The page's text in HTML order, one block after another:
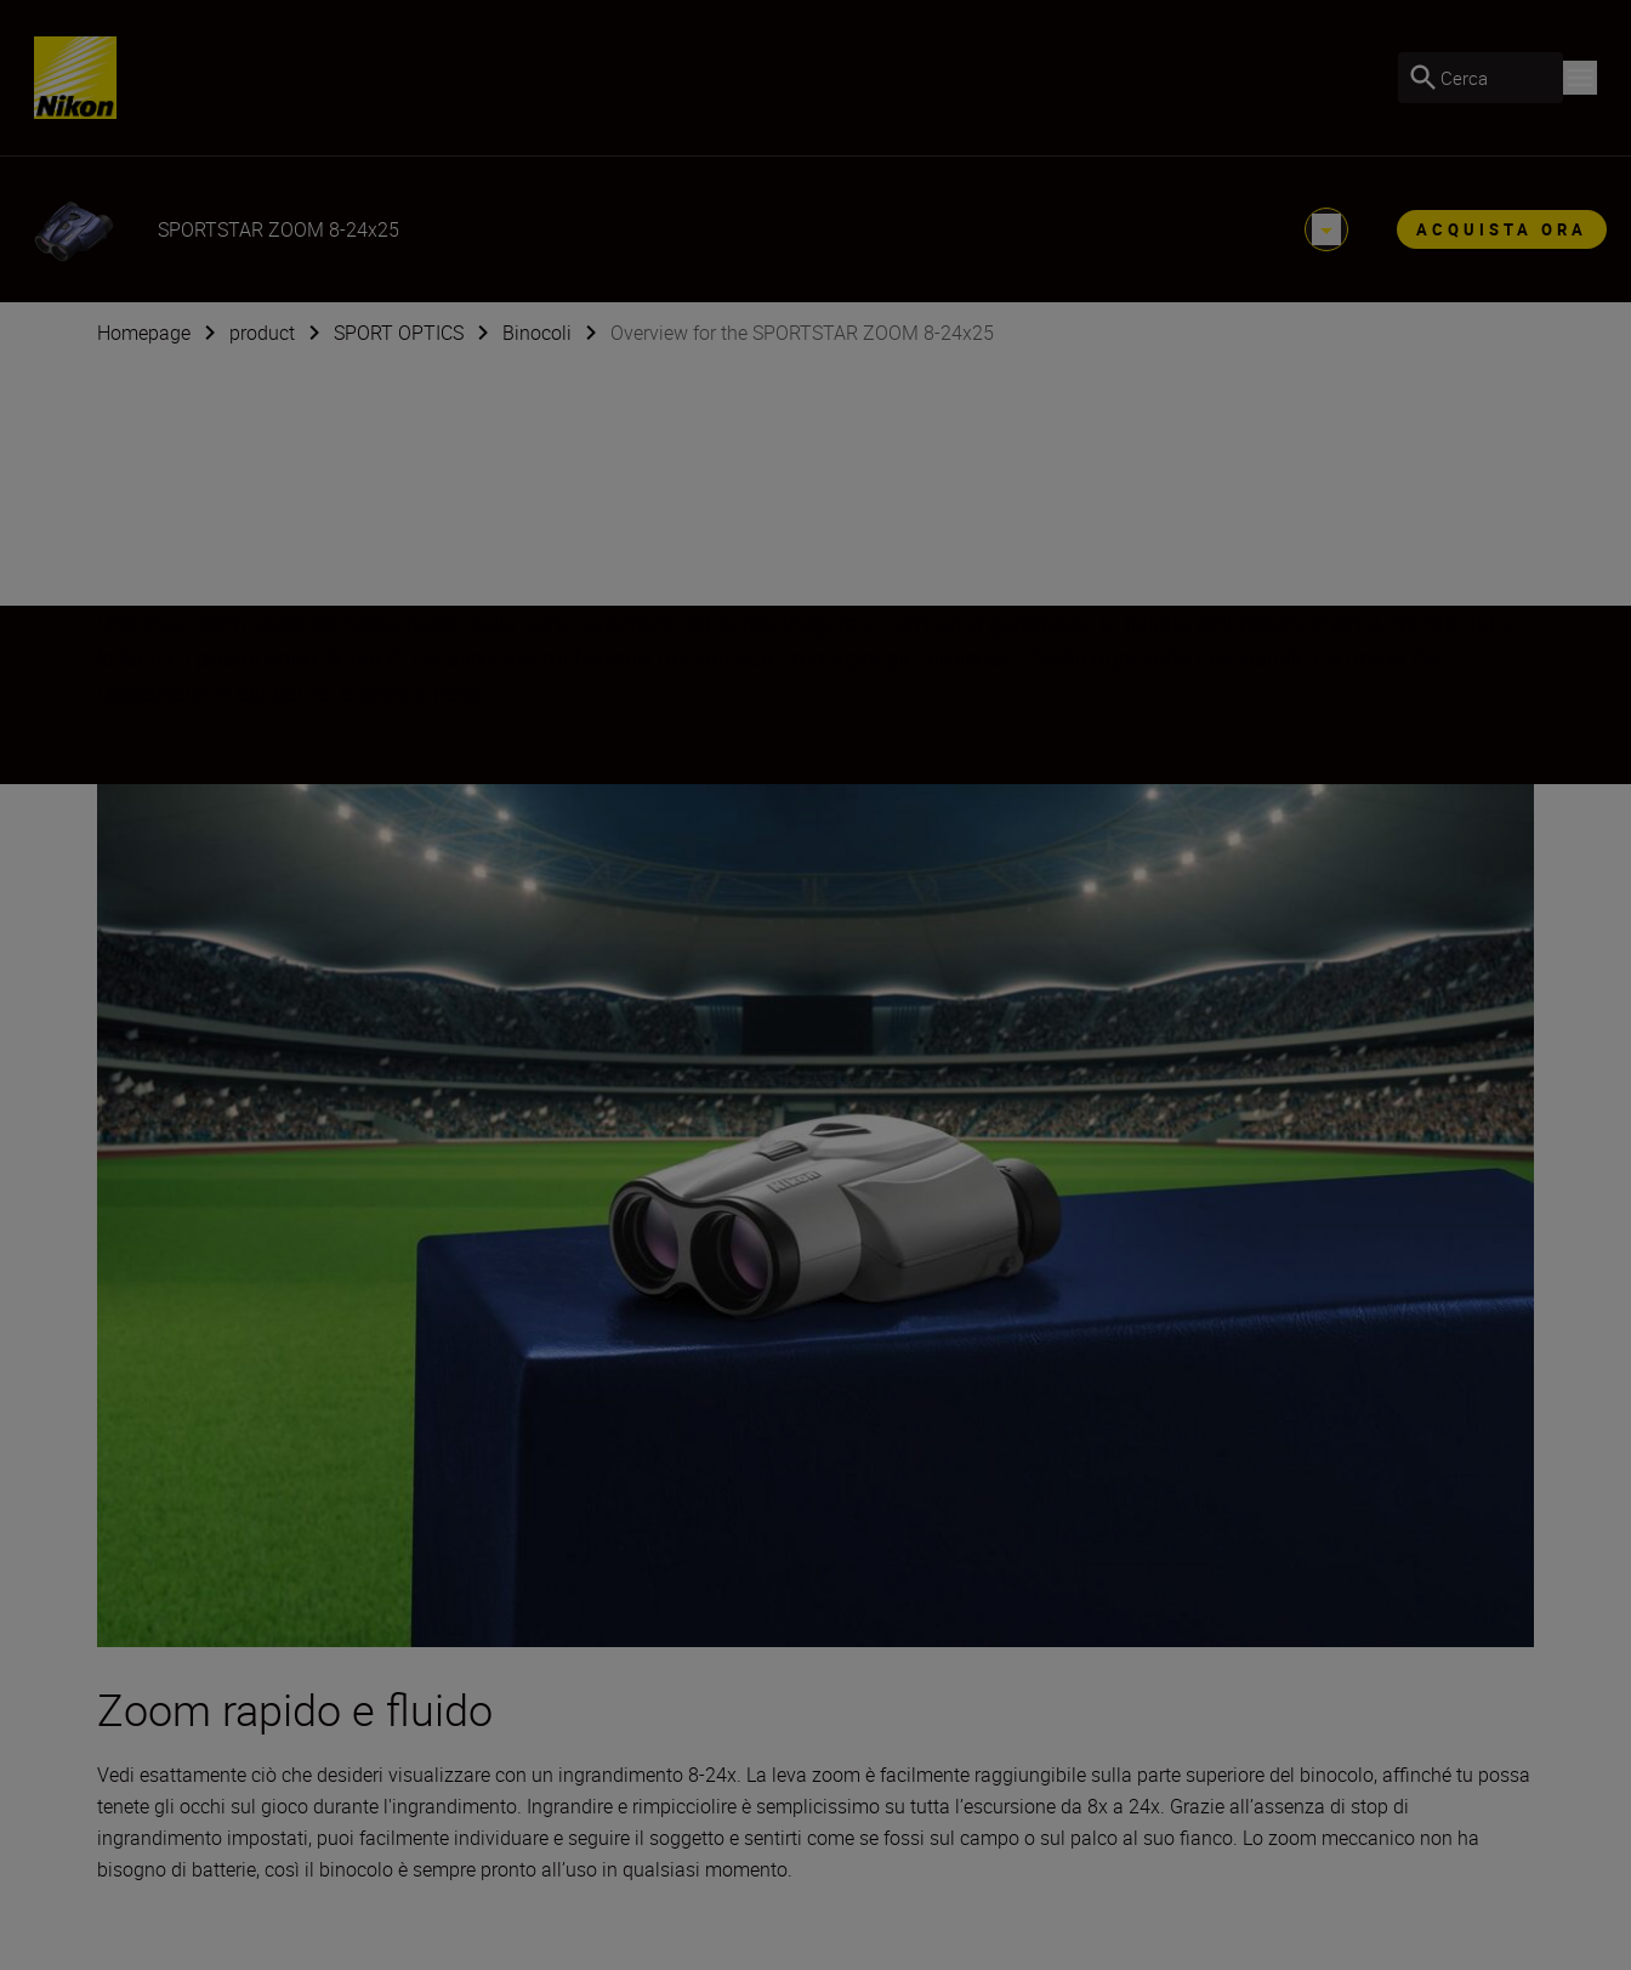
Skip content
Cerca
SPORTSTAR ZOOM 8-24x25 ACQUISTA ORA
Homepage product SPORT OPTICS Binocoli Overview for the SPORTSTAR ZOOM 8-24x25
Zoom rapido e fluido
Vedi esattamente ciò che desideri visualizzare con un ingrandimento 8-24x. La leva zoom è facilmente raggiungibile sulla parte superiore del binocolo, affinché tu possa
tenete gli occhi sul gioco durante l'ingrandimento. Ingrandire e rimpicciolire è semplicissimo su tutta l’escursione da 8x a 24x. Grazie all’assenza di stop di
ingrandimento impostati, puoi facilmente individuare e seguire il soggetto e sentirti come se fossi sul campo o sul palco al suo fianco. Lo zoom meccanico non ha
bisogno di batterie, così il binocolo è sempre pronto all’uso in qualsiasi momento.